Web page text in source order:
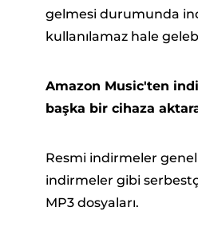
gelmesi durumunda
kullanılamaz hale
Amazon Music'ten
başka bir cihaza
Resmi indirmeler
indirmeler gibi
MP3 dosyaları.